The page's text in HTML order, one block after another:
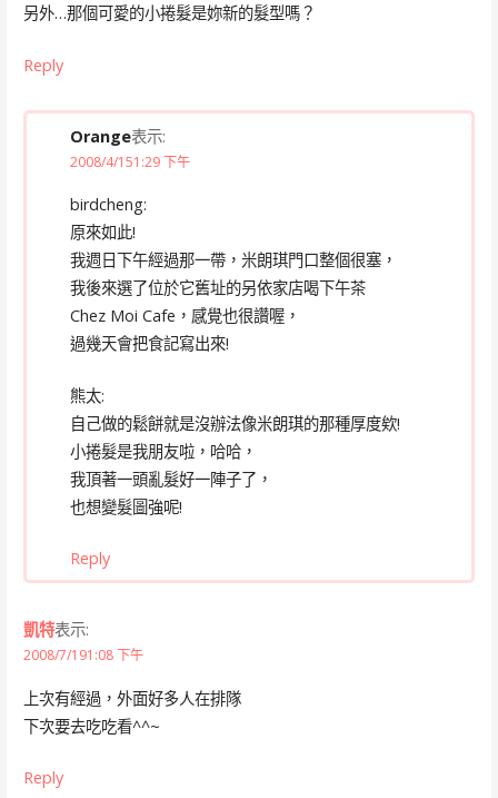
另外…那個可愛的小捲髮是妳新的髮型嗎？
Reply
Orange表示:
2008/4/151:29 下午
birdcheng:
原來如此!
我週日下午經過那一帶，米朗琪門口整個很塞，
我後來選了位於它舊址的另依家店喝下午茶
Chez Moi Cafe，感覺也很讚喔，
過幾天會把食記寫出來!
熊太:
自己做的鬆餅就是沒辦法像米朗琪的那種厚度欸!
小捲髮是我朋友啦，哈哈，
我頂著一頭亂髮好一陣子了，
也想變髮圖強呢!
Reply
凱特表示:
2008/7/191:08 下午
上次有經過，外面好多人在排隊
下次要去吃吃看^^~
Reply